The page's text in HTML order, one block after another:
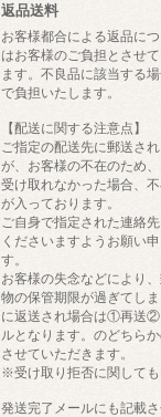
返品送料
お客様都合による返品に
はお客様のご負担とさせ
ます。不良品に該当する
で負担いたします。
【配送に関する注意点】
ご指定の配送先に郵送さ
が、お客様の不在のため
受け取れなかった場合、
が入っております。
ご自身で指定された連絡
くださいますようお願い
す。
お客様の失念などにより
物の保管期限が過ぎてし
に返送され場合は①再送②
ルとなります。のどちら
させていただきます。
※受け取り拒否に関して
発送完了メールにも記載